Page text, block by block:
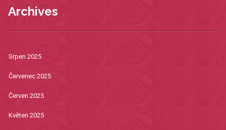
Archives
Srpen 2025
Červenec 2025
Červen 2025
Květen 2025